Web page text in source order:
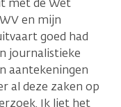
met de Wet
en mijn
goed had
journalistieke
aantekeningen
al deze zaken op
Ik liet het